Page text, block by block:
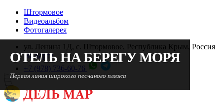
Штормовое
Видеоальбом
Фотогалерея
ул. Ленина 1Д, с. Штормовое, Республика Крым, Россия
На карте
+7 (978) 736-60-76
ОТЕЛЬ НА БЕРЕГУ МОРЯ
Первая линия широкого песчаного пляжа
ОТЕЛЬ НА БЕРЕГУ МОРЯ
Первая линия широкого песчаного пляжа
ОТЕЛЬ НА БЕРЕГУ МОРЯ
Первая линия широкого песчаного пляжа